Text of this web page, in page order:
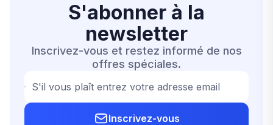
S'abonner à la
newsletter
Inscrivez-vous et restez informé de nos
offres spéciales.
S'il vous plaît entrez votre adresse email
Inscrivez-vous